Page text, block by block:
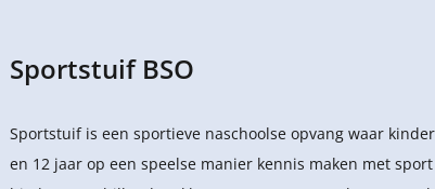
Sportstuif BSO
Sportstuif is een sportieve naschoolse opvang waar
en 12 jaar op een speelse manier kennis maken met